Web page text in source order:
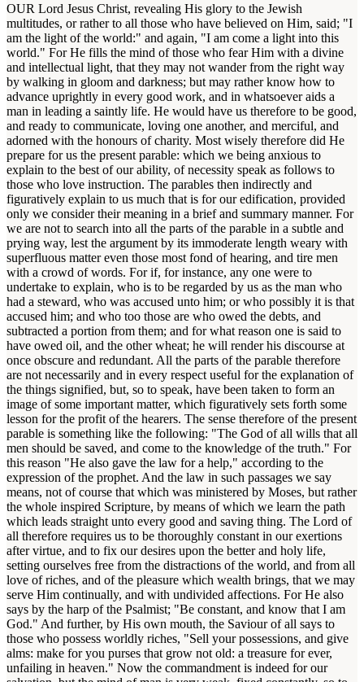
OUR Lord Jesus Christ, revealing His glory to the Jewish
multitudes, or rather to all those who have believed on Him, said; "I
am the light of the world:" and again, "I am come a light into this
world." For He fills the mind of those who fear Him with a divine
and intellectual light, that they may not wander from the right way
by walking in gloom and darkness; but may rather know how to
advance uprightly in every good work, and in whatsoever aids a
man in leading a saintly life. He would have us therefore to be good,
and ready to communicate, loving one another, and merciful, and
adorned with the honours of charity. Most wisely therefore did He
prepare for us the present parable: which we being anxious to
explain to the best of our ability, of necessity speak as follows to
those who love instruction. The parables then indirectly and
figuratively explain to us much that is for our edification, provided
only we consider their meaning in a brief and summary manner. For
we are not to search into all the parts of the parable in a subtle and
prying way, lest the argument by its immoderate length weary with
superfluous matter even those most fond of hearing, and tire men
with a crowd of words. For if, for instance, any one were to
undertake to explain, who is to be regarded by us as the man who
had a steward, who was accused unto him; or who possibly it is that
accused him; and who too those are who owed the debts, and
subtracted a portion from them; and for what reason one is said to
have owed oil, and the other wheat; he will render his discourse at
once obscure and redundant. All the parts of the parable therefore
are not necessarily and in every respect useful for the explanation of
the things signified, but, so to speak, have been taken to form an
image of some important matter, which figuratively sets forth some
lesson for the profit of the hearers. The sense therefore of the present
parable is something like the following: "The God of all wills that all
men should be saved, and come to the knowledge of the truth." For
this reason "He also gave the law for a help," according to the
expression of the prophet. And the law in such passages we say
means, not of course that which was ministered by Moses, but rather
the whole inspired Scripture, by means of which we learn the path
which leads straight unto every good and saving thing. The Lord of
all therefore requires us to be thoroughly constant in our exertions
after virtue, and to fix our desires upon the better and holy life,
setting ourselves free from the distractions of the world, and from all
love of riches, and of the pleasure which wealth brings, that we may
serve Him continually, and with undivided affections. For He also
says by the harp of the Psalmist; "Be constant, and know that I am
God." And further, by His own mouth, the Saviour of all says to
those who possess worldly riches, "Sell your possessions, and give
alms: make for you purses that grow not old: a treasure for ever,
unfailing in heaven." Now the commandment is indeed for our